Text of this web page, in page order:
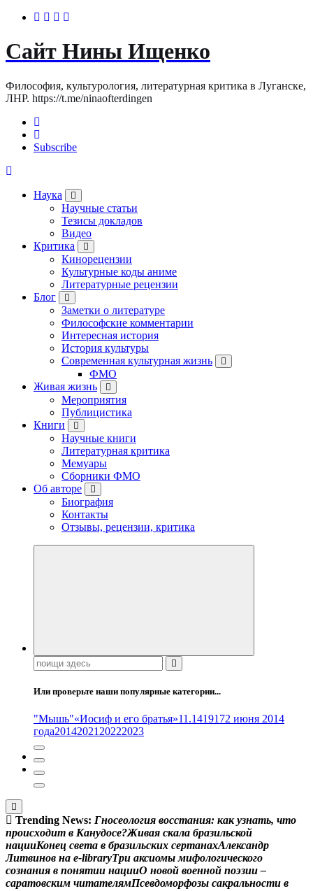
Сайт Нины Ищенко
Философия, культурология, литературная критика в Луганске,
ЛНР. https://t.me/ninaofterdingen
Subscribe
Наука
Научные статьи
Тезисы докладов
Видео
Критика
Кинорецензии
Культурные коды аниме
Литературные рецензии
Блог
Заметки о литературе
Философские комментарии
Интересная история
История культуры
Современная культурная жизнь
ФМО
Живая жизнь
Мероприятия
Публицистика
Книги
Научные книги
Литературная критика
Мемуары
Сборники ФМО
Об авторе
Биография
Контакты
Отзывы, рецензии, критика
Поиск:
Или проверьте наши популярные категории...
"Мышь"«Иосиф и его братья»11.1419172 июня 2014
года20142021 20222023
Trending News: Гносеология восстания: как узнать, что
происходит в Канудосе?Живая скала бразильской
нацииКонец света в бразильских сертанахАлександр
Литвинов на e-libraryТри аксиомы мифологического
сознания в понятии нацииО новой военной поэзии –
саратовским читателямПсевдоморфозы сакральности в